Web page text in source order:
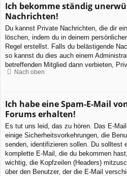
Ich bekomme ständig
Nachrichten!
Du kannst Private Nachrichten, die dir
löschen, indem du in deinem
Regel erstellst. Falls du belästigende
so kannst du dies auch einem
betreffenden Mitglied dann verbieten,
Nach oben
Ich habe eine Spam-E-Mail
Forums erhalten!
Es tut uns leid, das zu hören. Das E-
einige Sicherheitsvorkehrungen, die
senden, identifizieren sollen. Du solltest
komplette E-Mail, die du bekommen
wichtig, die Kopfzeilen (Headers)
über den Benutzer, der die E-Mail